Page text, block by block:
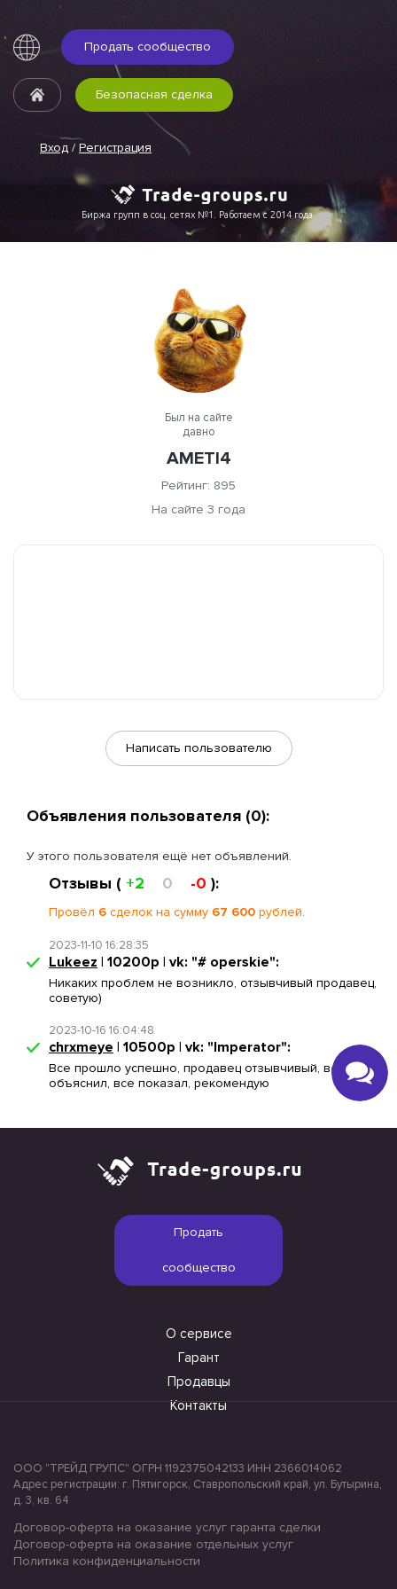
Продать сообщество
Вход / Регистрация
Безопасная сделка
Биржа групп в соц. сетях №1. Работаем с 2014 года.
Был на сайте
давно
AMETI4
Рейтинг: 895
На сайте 3 года
Написать пользователю
Объявления пользователя (0):
У этого пользователя ещё нет объявлений.
Отзывы ( +2 0 -0 ):
Провёл 6 сделок на сумму 67 600 рублей.
2023-11-10 16:28:35
Lukeez | 10200р | vk: "# operskie":
Никаких проблем не возникло, отзывчивый продавец,
советую)
2023-10-16 16:04:48
chrxmeye | 10500р | vk: "Imperator":
Все прошло успешно, продавец отзывчивый, все
объяснил, все показал, рекомендую
Продать
сообщество
О сервисе
Гарант
Продавцы
Контакты
ООО "ТРЕЙД ГРУПС" ОГРН 1192375042133 ИНН 2366014062
Адрес регистрации: г. Пятигорск, Ставропольский край, ул. Бутырина,
д. 3, кв. 64
Договор-оферта на оказание услуг гаранта сделки
Договор-оферта на оказание отдельных услуг
Политика конфиденциальности